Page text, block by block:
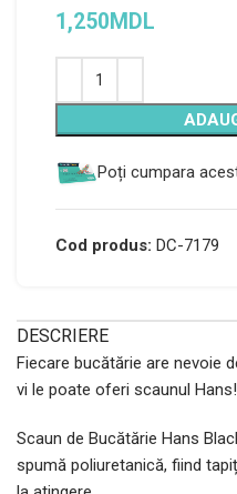
1,250MDL
Alternative:
Poți cumpara
Cod produs: DC-7179
DESCRIERE
Fiecare bucătărie are nevoie
vi le poate oferi scaunul Hans!
Scaun de Bucătărie Hans
spumă poliuretanică, fiind